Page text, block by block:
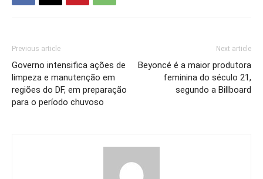
Previous article
Governo intensifica ações de
limpeza e manutenção em
regiões do DF, em preparação
para o período chuvoso
Next article
Beyoncé é a maior produtora
feminina do século 21,
segundo a Billboard